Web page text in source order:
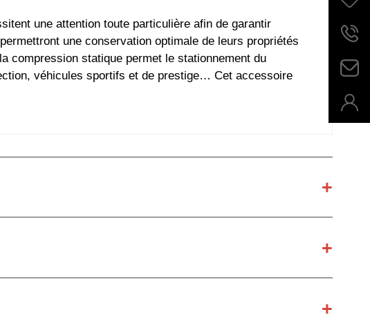
une attention toute particulière afin de garantir
une conservation optimale de leurs propriétés
compression statique permet le stationnement du
véhicules sportifs et de prestige… Cet accessoire